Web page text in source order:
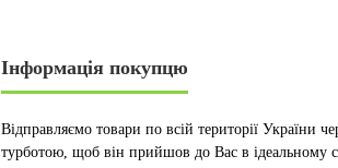
Інформація покупцю
Відправляємо товари по всій території України
турботою, щоб він прийшов до Вас в ідеальному